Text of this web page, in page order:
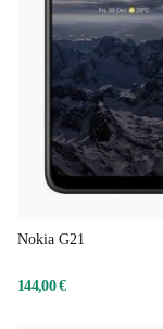
Nokia G21
144,00 €